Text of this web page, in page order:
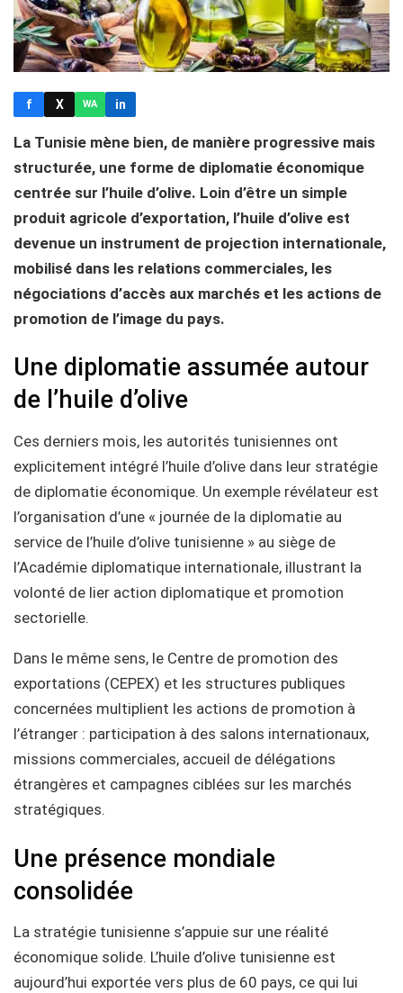
f X WA in
La Tunisie mène bien, de manière progressive mais
structurée, une forme de diplomatie économique
centrée sur l’huile d’olive. Loin d’être un simple
produit agricole d’exportation, l’huile d’olive est
devenue un instrument de projection internationale,
mobilisé dans les relations commerciales, les
négociations d’accès aux marchés et les actions de
promotion de l’image du pays.
Une diplomatie assumée autour
de l’huile d’olive
Ces derniers mois, les autorités tunisiennes ont
explicitement intégré l’huile d’olive dans leur stratégie
de diplomatie économique. Un exemple révélateur est
l’organisation d’une « journée de la diplomatie au
service de l’huile d’olive tunisienne » au siège de
l’Académie diplomatique internationale, illustrant la
volonté de lier action diplomatique et promotion
sectorielle.
Dans le même sens, le Centre de promotion des
exportations (CEPEX) et les structures publiques
concernées multiplient les actions de promotion à
l’étranger : participation à des salons internationaux,
missions commerciales, accueil de délégations
étrangères et campagnes ciblées sur les marchés
stratégiques.
Une présence mondiale
consolidée
La stratégie tunisienne s’appuie sur une réalité
économique solide. L’huile d’olive tunisienne est
aujourd’hui exportée vers plus de 60 pays, ce qui lui